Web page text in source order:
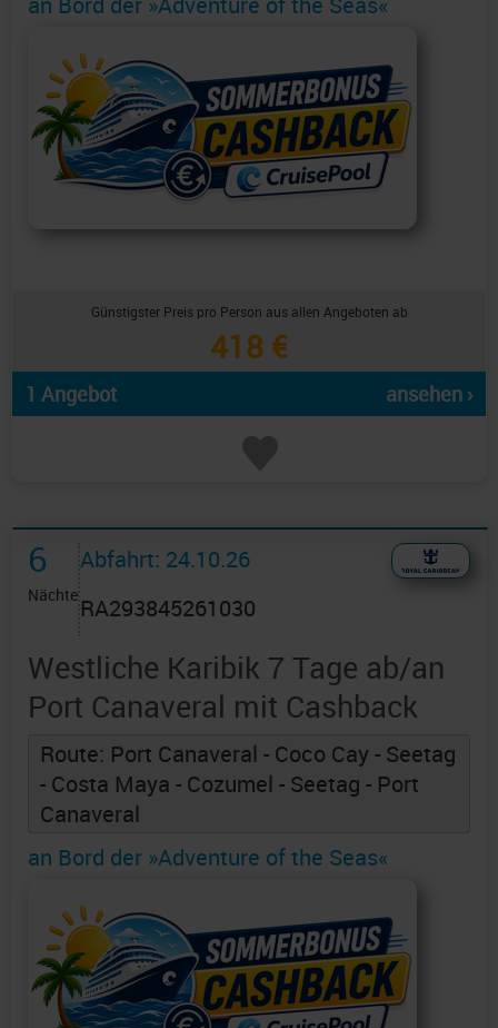
Günstigster Preis pro Person aus allen Angeboten ab
418 €
1 Angebot ansehen ›
6
Nächte
Abfahrt: 24.10.26
RA293845261030
Westliche Karibik 7 Tage ab/an
Port Canaveral mit Cashback
Route: Port Canaveral - Coco Cay - Seetag
- Costa Maya - Cozumel - Seetag - Port
Canaveral
an Bord der »Adventure of the Seas«